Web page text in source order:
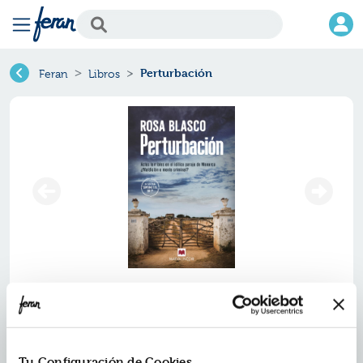
Feran Libros Perturbación
Perturbación